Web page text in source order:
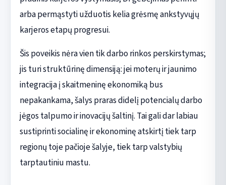
arba permąstyti užduotis kelia grėsmę ankstyvųjų
karjeros etapų progresui.
Šis poveikis nėra vien tik darbo rinkos perskirstymas;
jis turi struktūrinę dimensiją: jei moterų ir jaunimo
integracija į skaitmeninę ekonomiką bus
nepakankama, šalys praras didelį potencialų darbo
jėgos talpumo ir inovacijų šaltinį. Tai gali dar labiau
sustiprinti socialinę ir ekonominę atskirtį tiek tarp
regionų toje pačioje šalyje, tiek tarp valstybių
tarptautiniu mastu.